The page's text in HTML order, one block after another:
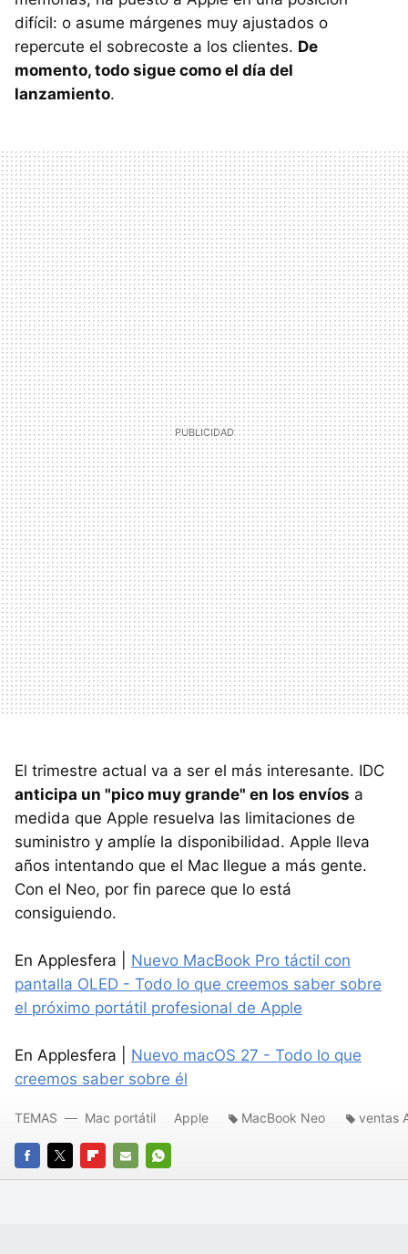
difícil: o asume márgenes muy ajustados o
repercute el sobrecoste a los clientes. De
momento, todo sigue como el día del
lanzamiento.
El trimestre actual va a ser el más interesante. IDC
anticipa un "pico muy grande" en los envíos a
medida que Apple resuelva las limitaciones de
suministro y amplíe la disponibilidad. Apple lleva
años intentando que el Mac llegue a más gente.
Con el Neo, por fin parece que lo está
consiguiendo.
En Applesfera | Nuevo MacBook Pro táctil con
pantalla OLED - Todo lo que creemos saber sobre
el próximo portátil profesional de Apple
En Applesfera | Nuevo macOS 27 - Todo lo que
creemos saber sobre él
FACEBOOK
TWITTERFLIPBOARD
E-
WHATSAPP
TEMAS Mac portátil Apple MacBook Neo ventas